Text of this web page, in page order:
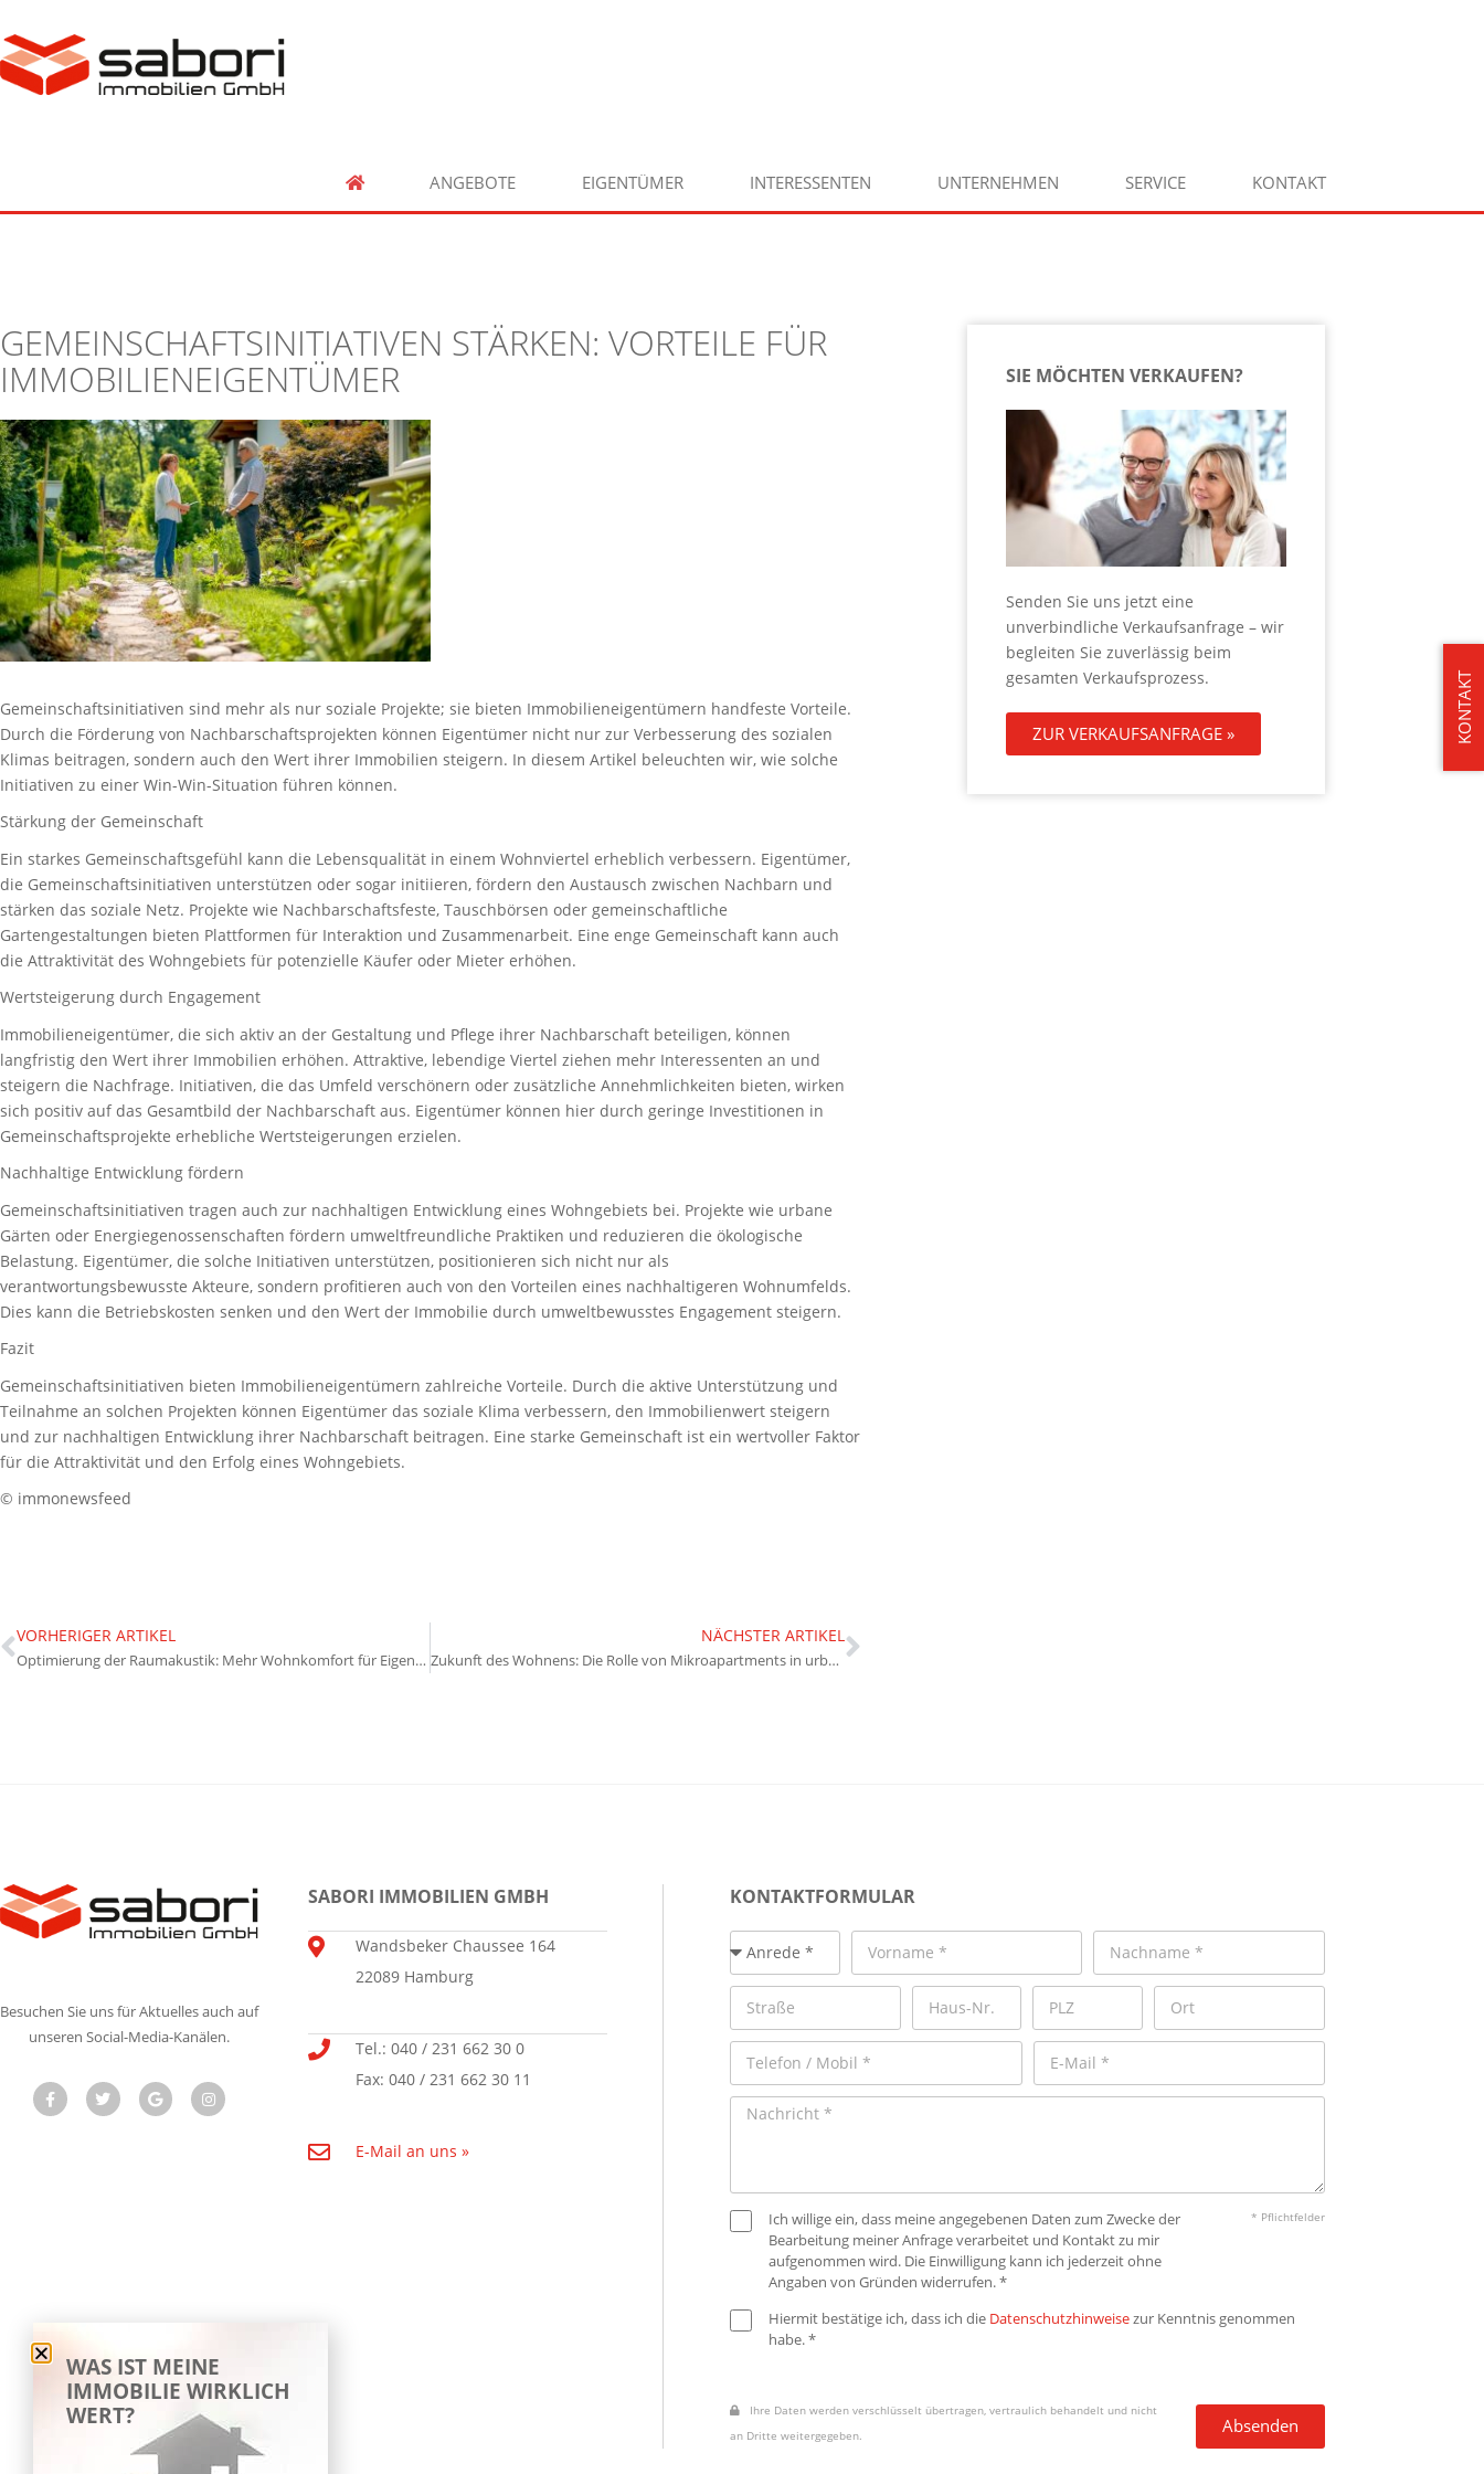
KONTAKT
ANGEBOTE EIGENTÜMER INTERESSENTEN UNTERNEHMEN SERVICE KONTAKT
GEMEINSCHAFTSINITIATIVEN STÄRKEN: VORTEILE FÜR
IMMOBILIENEIGENTÜMER
Gemeinschaftsinitiativen sind mehr als nur soziale Projekte; sie bieten Immobilieneigentümern handfeste Vorteile.
Durch die Förderung von Nachbarschaftsprojekten können Eigentümer nicht nur zur Verbesserung des sozialen
Klimas beitragen, sondern auch den Wert ihrer Immobilien steigern. In diesem Artikel beleuchten wir, wie solche
Initiativen zu einer Win-Win-Situation führen können.
Stärkung der Gemeinschaft
Ein starkes Gemeinschaftsgefühl kann die Lebensqualität in einem Wohnviertel erheblich verbessern. Eigentümer,
die Gemeinschaftsinitiativen unterstützen oder sogar initiieren, fördern den Austausch zwischen Nachbarn und
stärken das soziale Netz. Projekte wie Nachbarschaftsfeste, Tauschbörsen oder gemeinschaftliche
Gartengestaltungen bieten Plattformen für Interaktion und Zusammenarbeit. Eine enge Gemeinschaft kann auch
die Attraktivität des Wohngebiets für potenzielle Käufer oder Mieter erhöhen.
Wertsteigerung durch Engagement
Immobilieneigentümer, die sich aktiv an der Gestaltung und Pflege ihrer Nachbarschaft beteiligen, können
langfristig den Wert ihrer Immobilien erhöhen. Attraktive, lebendige Viertel ziehen mehr Interessenten an und
steigern die Nachfrage. Initiativen, die das Umfeld verschönern oder zusätzliche Annehmlichkeiten bieten, wirken
sich positiv auf das Gesamtbild der Nachbarschaft aus. Eigentümer können hier durch geringe Investitionen in
Gemeinschaftsprojekte erhebliche Wertsteigerungen erzielen.
Nachhaltige Entwicklung fördern
Gemeinschaftsinitiativen tragen auch zur nachhaltigen Entwicklung eines Wohngebiets bei. Projekte wie urbane
Gärten oder Energiegenossenschaften fördern umweltfreundliche Praktiken und reduzieren die ökologische
Belastung. Eigentümer, die solche Initiativen unterstützen, positionieren sich nicht nur als
verantwortungsbewusste Akteure, sondern profitieren auch von den Vorteilen eines nachhaltigeren Wohnumfelds.
Dies kann die Betriebskosten senken und den Wert der Immobilie durch umweltbewusstes Engagement steigern.
Fazit
Gemeinschaftsinitiativen bieten Immobilieneigentümern zahlreiche Vorteile. Durch die aktive Unterstützung und
Teilnahme an solchen Projekten können Eigentümer das soziale Klima verbessern, den Immobilienwert steigern
und zur nachhaltigen Entwicklung ihrer Nachbarschaft beitragen. Eine starke Gemeinschaft ist ein wertvoller Faktor
für die Attraktivität und den Erfolg eines Wohngebiets.
© immonewsfeed
VORHERIGER ARTIKEL
Optimierung der Raumakustik: Mehr Wohnkomfort für Eigentümer
NÄCHSTER ARTIKEL
Zukunft des Wohnens: Die Rolle von Mikroapartments in urbanen Gebieten
SIE MÖCHTEN VERKAUFEN?
Senden Sie uns jetzt eine
unverbindliche Verkaufsanfrage – wir
begleiten Sie zuverlässig beim
gesamten Verkaufsprozess.
ZUR VERKAUFSANFRAGE »
Besuchen Sie uns für Aktuelles auch auf
unseren Social-Media-Kanälen.
SABORI IMMOBILIEN GMBH
Wandsbeker Chaussee 164
22089 Hamburg
Tel.: 040 / 231 662 30 0
Fax: 040 / 231 662 30 11
E-Mail an uns »
KONTAKTFORMULAR
Ich willige ein, dass meine angegebenen Daten zum Zwecke der
Bearbeitung meiner Anfrage verarbeitet und Kontakt zu mir
aufgenommen wird. Die Einwilligung kann ich jederzeit ohne
Angaben von Gründen widerrufen. *
* Pflichtfelder
Hiermit bestätige ich, dass ich die Datenschutzhinweisezur Kenntnis genommen
habe. *
Ihre Daten werden verschlüsselt übertragen, vertraulich behandelt und nicht
an Dritte weitergegeben.
Absenden
WAS IST MEINE
IMMOBILIE WIRKLICH
WERT?